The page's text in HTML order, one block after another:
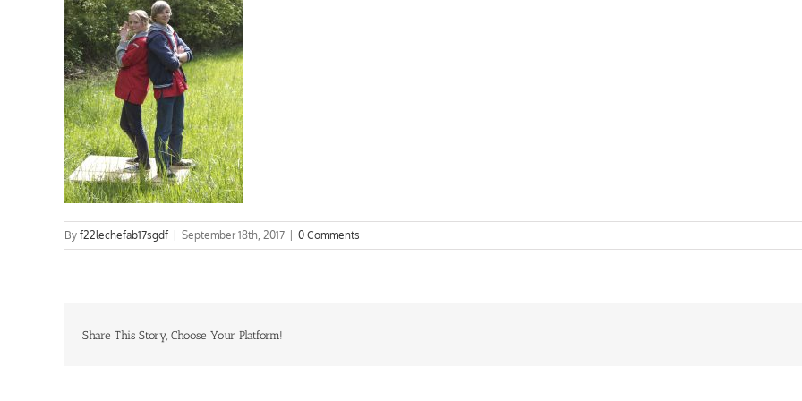
By f22lechefab17sgdf September 18th, 2017 0 Comments
Share This Story, Choose Your Platform!